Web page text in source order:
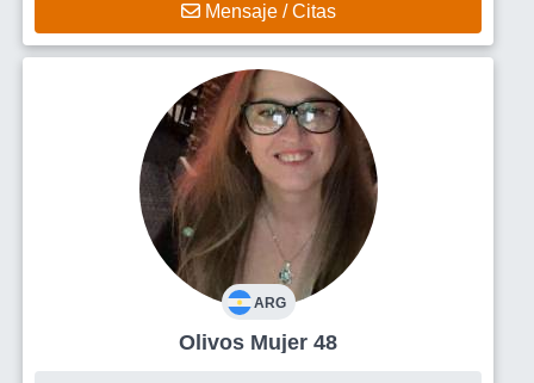
Mensaje / Citas
ARG
Olivos Mujer 48